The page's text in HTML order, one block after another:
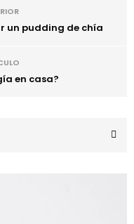
un pudding de chía
en casa?